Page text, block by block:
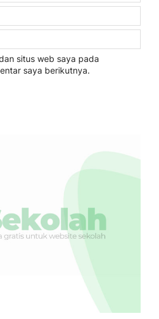
situs web saya pada
saya berikutnya.